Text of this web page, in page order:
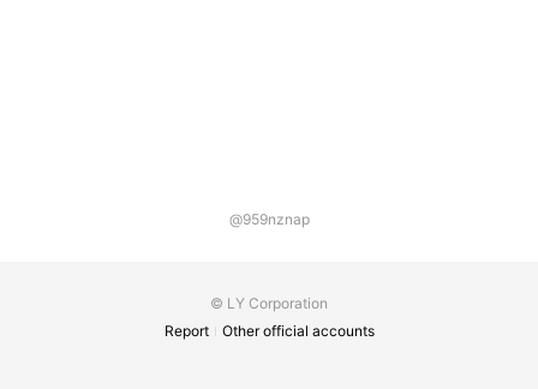
@959nznap
© LY Corporation
Report
Other official accounts